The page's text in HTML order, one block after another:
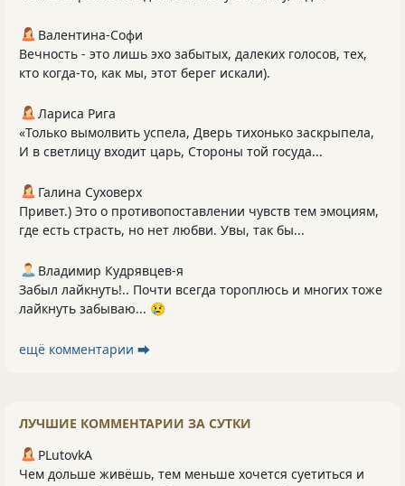
Валентина-Софи
Вечность - это лишь эхо забытых, далеких голосов, тех,
кто когда-то, как мы, этот берег искали).
Лариса Рига
«Только вымолвить успела, Дверь тихонько заскрыпела,
И в светлицу входит царь, Стороны той госуда...
Галина Суховерх
Привет.) Это о противопоставлении чувств тем эмоциям,
где есть страсть, но нет любви. Увы, так бы...
Владимир Кудрявцев-я
Забыл лайкнуть!.. Почти всегда тороплюсь и многих тоже
лайкнуть забываю... 😢
ещё комментарии ⮕
ЛУЧШИЕ КОММЕНТАРИИ ЗА СУТКИ
PLutоvkА
Чем дольше живёшь, тем меньше хочется суетиться и